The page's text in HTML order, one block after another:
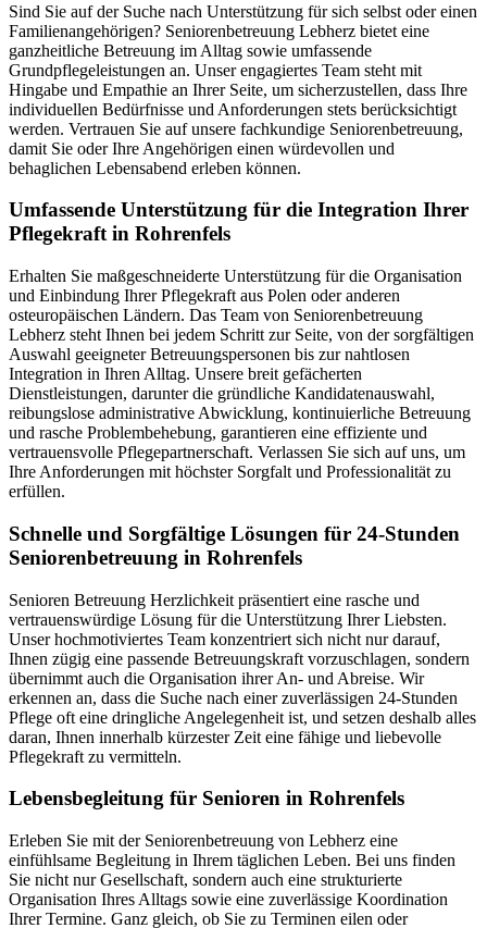
Sind Sie auf der Suche nach Unterstützung für sich selbst oder einen
Familienangehörigen? Seniorenbetreuung Lebherz bietet eine
ganzheitliche Betreuung im Alltag sowie umfassende
Grundpflegeleistungen an. Unser engagiertes Team steht mit
Hingabe und Empathie an Ihrer Seite, um sicherzustellen, dass Ihre
individuellen Bedürfnisse und Anforderungen stets berücksichtigt
werden. Vertrauen Sie auf unsere fachkundige Seniorenbetreuung,
damit Sie oder Ihre Angehörigen einen würdevollen und
behaglichen Lebensabend erleben können.
Umfassende Unterstützung für die Integration Ihrer
Pflegekraft in Rohrenfels
Erhalten Sie maßgeschneiderte Unterstützung für die Organisation
und Einbindung Ihrer Pflegekraft aus Polen oder anderen
osteuropäischen Ländern. Das Team von Seniorenbetreuung
Lebherz steht Ihnen bei jedem Schritt zur Seite, von der sorgfältigen
Auswahl geeigneter Betreuungspersonen bis zur nahtlosen
Integration in Ihren Alltag. Unsere breit gefächerten
Dienstleistungen, darunter die gründliche Kandidatenauswahl,
reibungslose administrative Abwicklung, kontinuierliche Betreuung
und rasche Problembehebung, garantieren eine effiziente und
vertrauensvolle Pflegepartnerschaft. Verlassen Sie sich auf uns, um
Ihre Anforderungen mit höchster Sorgfalt und Professionalität zu
erfüllen.
Schnelle und Sorgfältige Lösungen für 24-Stunden
Seniorenbetreuung in Rohrenfels
Senioren Betreuung Herzlichkeit präsentiert eine rasche und
vertrauenswürdige Lösung für die Unterstützung Ihrer Liebsten.
Unser hochmotiviertes Team konzentriert sich nicht nur darauf,
Ihnen zügig eine passende Betreuungskraft vorzuschlagen, sondern
übernimmt auch die Organisation ihrer An- und Abreise. Wir
erkennen an, dass die Suche nach einer zuverlässigen 24-Stunden
Pflege oft eine dringliche Angelegenheit ist, und setzen deshalb alles
daran, Ihnen innerhalb kürzester Zeit eine fähige und liebevolle
Pflegekraft zu vermitteln.
Lebensbegleitung für Senioren in Rohrenfels
Erleben Sie mit der Seniorenbetreuung von Lebherz eine
einfühlsame Begleitung in Ihrem täglichen Leben. Bei uns finden
Sie nicht nur Gesellschaft, sondern auch eine strukturierte
Organisation Ihres Alltags sowie eine zuverlässige Koordination
Ihrer Termine. Ganz gleich, ob Sie zu Terminen eilen oder